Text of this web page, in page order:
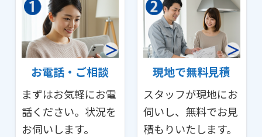
お電話・ご相談
まずはお気軽にお電
話ください。状況を
お伺いします。
現地で無料見積
スタッフが現地にお
伺いし、無料でお見
積もりいたします。